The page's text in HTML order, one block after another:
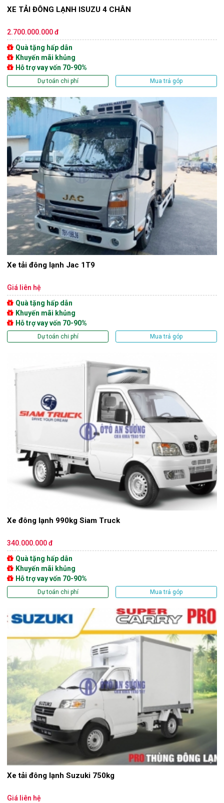
XE TẢI ĐÔNG LẠNH ISUZU 4 CHÂN
2.700.000.000 đ
Quà tặng hấp dẫn
Khuyến mãi khủng
Hỗ trợ vay vốn 70-90%
Dự toán chi phí Mua trả góp
Xe tải đông lạnh Jac 1T9
Giá liên hệ
Quà tặng hấp dẫn
Khuyến mãi khủng
Hỗ trợ vay vốn 70-90%
Dự toán chi phí Mua trả góp
Xe đông lạnh 990kg Siam Truck
340.000.000 đ
Quà tặng hấp dẫn
Khuyến mãi khủng
Hỗ trợ vay vốn 70-90%
Dự toán chi phí Mua trả góp
Xe tải đông lạnh Suzuki 750kg
Giá liên hệ